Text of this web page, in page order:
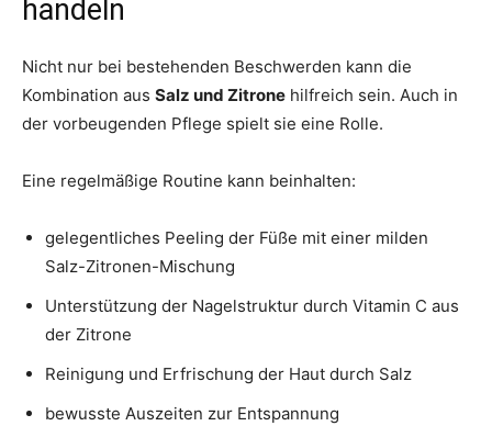
handeln
Nicht nur bei bestehenden Beschwerden kann die
Kombination aus Salz und Zitrone hilfreich sein. Auch in
der vorbeugenden Pflege spielt sie eine Rolle.
Eine regelmäßige Routine kann beinhalten:
gelegentliches Peeling der Füße mit einer milden
Salz-Zitronen-Mischung
Unterstützung der Nagelstruktur durch Vitamin C aus
der Zitrone
Reinigung und Erfrischung der Haut durch Salz
bewusste Auszeiten zur Entspannung